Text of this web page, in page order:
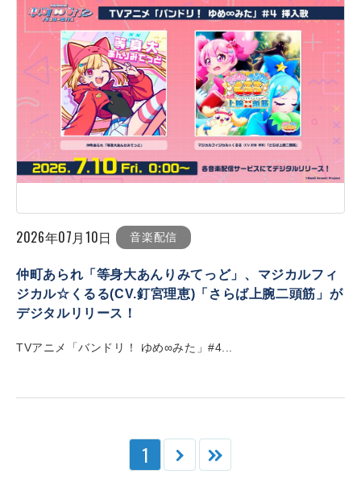
2026年07月10日 音楽配信
仲町あられ「等身大あんりみてっど」、マジカルフィ
ジカル☆くるる(CV.釘宮理恵)「さらば上腕二頭筋」が
デジタルリリース！
TVアニメ「バンドリ！ ゆめ∞みた」#4...
1